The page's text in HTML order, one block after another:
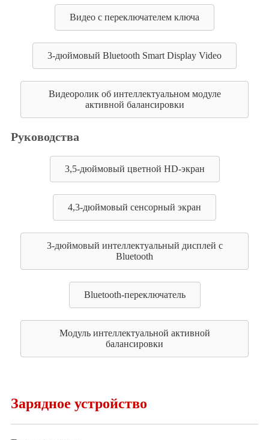
Видео с переключателем ключа
3-дюймовый Bluetooth Smart Display Video
Видеоролик об интеллектуальном модуле
активной балансировки
Руководства
3,5-дюймовый цветной HD-экран
4,3-дюймовый сенсорный экран
3-дюймовый интеллектуальный дисплей с
Bluetooth
Bluetooth-переключатель
Модуль интеллектуальной активной
балансировки
Зарядное устройство